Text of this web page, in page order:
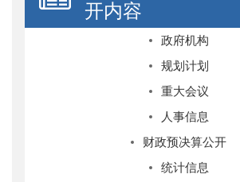
开内容
政府机构
规划计划
重大会议
人事信息
财政预决算公开
统计信息